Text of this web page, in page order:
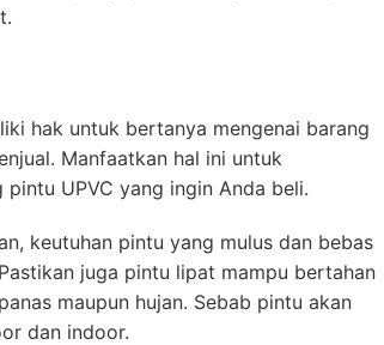
hak untuk bertanya mengenai barang
Manfaatkan hal ini untuk
UPVC yang ingin Anda beli.
keutuhan pintu yang mulus dan bebas
juga pintu lipat mampu bertahan
maupun hujan. Sebab pintu akan
dan indoor.